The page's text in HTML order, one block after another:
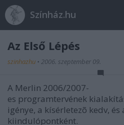
Színház.hu
Az Első Lépés
szinhazhu • 2006. szeptember 09.
A Merlin 2006/2007-
es programtervének
igénye, a kísérletezõ kedv,
kiindulópontként.